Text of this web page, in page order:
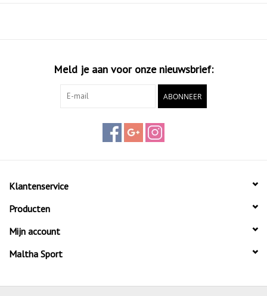
Meld je aan voor onze nieuwsbrief:
ABONNEER
Klantenservice
Producten
Mijn account
Maltha Sport